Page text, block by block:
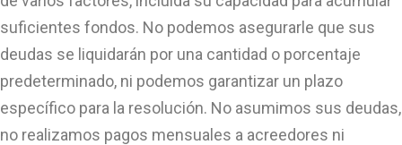
suficientes fondos. No podemos asegurarle que sus
deudas se liquidarán por una cantidad o porcentaje
predeterminado, ni podemos garantizar un plazo
específico para la resolución. No asumimos sus deudas,
no realizamos pagos mensuales a acreedores ni